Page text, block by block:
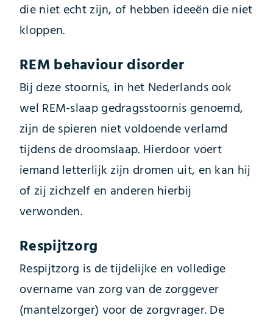
die niet echt zijn, of hebben ideeën die niet
kloppen.
REM behaviour disorder
Bij deze stoornis, in het Nederlands ook
wel REM-slaap gedragsstoornis genoemd,
zijn de spieren niet voldoende verlamd
tijdens de droomslaap. Hierdoor voert
iemand letterlijk zijn dromen uit, en kan hij
of zij zichzelf en anderen hierbij
verwonden.
Respijtzorg
Respijtzorg is de tijdelijke en volledige
overname van zorg van de zorggever
(mantelzorger) voor de zorgvrager. De